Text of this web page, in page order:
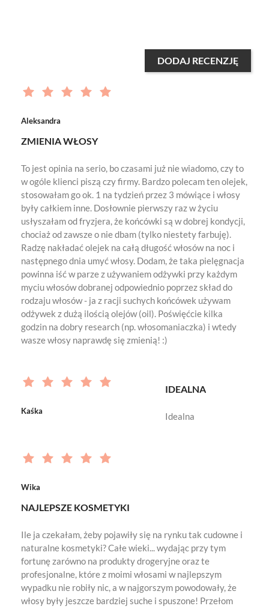
DODAJ RECENZJĘ
Aleksandra
ZMIENIA WŁOSY
To jest opinia na serio, bo czasami już nie wiadomo, czy to
w ogóle klienci piszą czy firmy. Bardzo polecam ten olejek,
stosowałam go ok. 1 na tydzień przez 3 mówiące i włosy
były całkiem inne. Dosłownie pierwszy raz w życiu
usłyszałam od fryzjera, że końcówki są w dobrej kondycji,
chociaż od zawsze o nie dbam (tylko niestety farbuję).
Radzę nakładać olejek na całą długość włosów na noc i
następnego dnia umyć włosy. Dodam, że taka pielęgnacja
powinna iść w parze z używaniem odżywki przy każdym
myciu włosów dobranej odpowiednio poprzez skład do
rodzaju włosów - ja z racji suchych końcówek używam
odżywek z dużą ilością olejów (oil). Poświęćcie kilka
godzin na dobry research (np. włosomaniaczka) i wtedy
wasze włosy naprawdę się zmienią! :)
Kaśka
IDEALNA
Idealna
Wika
NAJLEPSZE KOSMETYKI
Ile ja czekałam, żeby pojawiły się na rynku tak cudowne i
naturalne kosmetyki? Całe wieki... wydając przy tym
fortunę zarówno na produkty drogeryjne oraz te
profesjonalne, które z moimi włosami w najlepszym
wypadku nie robiły nic, a w najgorszym powodowały, że
włosy były jeszcze bardziej suche i spuszone! Przełom